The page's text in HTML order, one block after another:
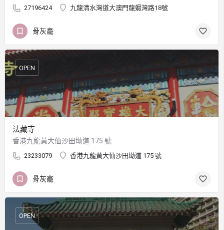
27196424 九龍清水灣道大澳門龍蝦灣路18號
骨灰龕
法藏寺
香港九龍黃大仙沙田坳道 175 號
23233079 香港九龍黃大仙沙田坳道 175 號
OPEN
骨灰龕
OPEN